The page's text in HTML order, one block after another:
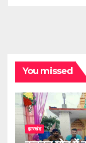
You missed
झारखंड